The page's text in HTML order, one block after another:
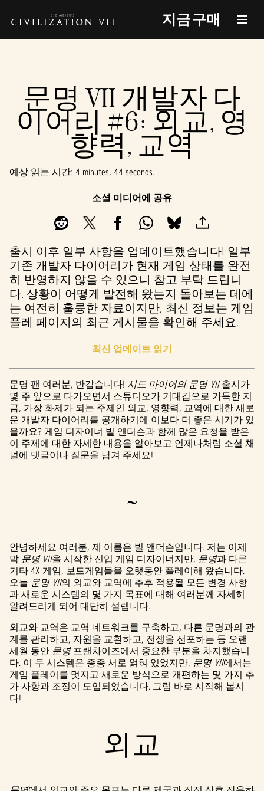
지금 구매
문명 VII 개발자 다
이어리 #6: 외교, 영
향력, 교역
예상 읽는 시간 4 minutes, 44 seconds
소셜 미디어에 공유
출시 이후 일부 사항을 업데이트했습니다! 일부
기존 개발자 다이어리가 현재 게임 상태를 완전
히 반영하지 않을 수 있으니 참고 부탁 드립니
다. 상황이 어떻게 발전해 왔는지 돌아보는 데에
는 여전히 훌륭한 자료이지만, 최신 정보는 게임
플레 페이지의 최근 게시물을 확인해 주세요.
최신 업데이트 읽기
문명 팬 여러분, 반갑습니다! 시드 마이어의 문명 VII출시가
몇 주 앞으로 다가오면서 스튜디오가 기대감으로 가득한 지
금, 가장 화제가 되는 주제인 외교, 영향력, 교역에 대한 새로
운 개발자 다이어리를 공개하기에 이보다 더 좋은 시기가 있
을까요? 게임 디자이너 빌 앤더슨과 함께 많은 요청을 받은
이 주제에 대한 자세한 내용을 알아보고 언제나처럼 소셜 채
널에 댓글이나 질문을 남겨 주세요!
~
안녕하세요 여러분, 제 이름은 빌 앤더슨입니다. 저는 이제
막 문명 VII을 시작한 신입 게임 디자이너지만, 문명과 다른
기타 4X 게임, 보드게임들을 오랫동안 플레이해 왔습니다.
오늘 문명 VII의 외교와 교역에 추후 적용될 모든 변경 사항
과 새로운 시스템의 몇 가지 목표에 대해 여러분께 자세히
알려드리게 되어 대단히 설렙니다.
외교와 교역은 교역 네트워크를 구축하고, 다른 문명과의 관
계를 관리하고, 자원을 교환하고, 전쟁을 선포하는 등 오랜
세월 동안 문명프랜차이즈에서 중요한 부분을 차지했습니
다. 이 두 시스템은 종종 서로 얽혀 있었지만, 문명 VII에서는
게임 플레이를 멋지고 새로운 방식으로 개편하는 몇 가지 추
가 사항과 조정이 도입되었습니다. 그럼 바로 시작해 봅시
다!
외교